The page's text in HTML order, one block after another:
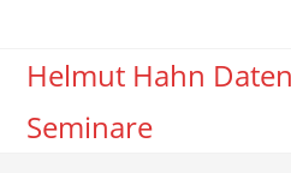
springenHelmut Hahn
Seminare